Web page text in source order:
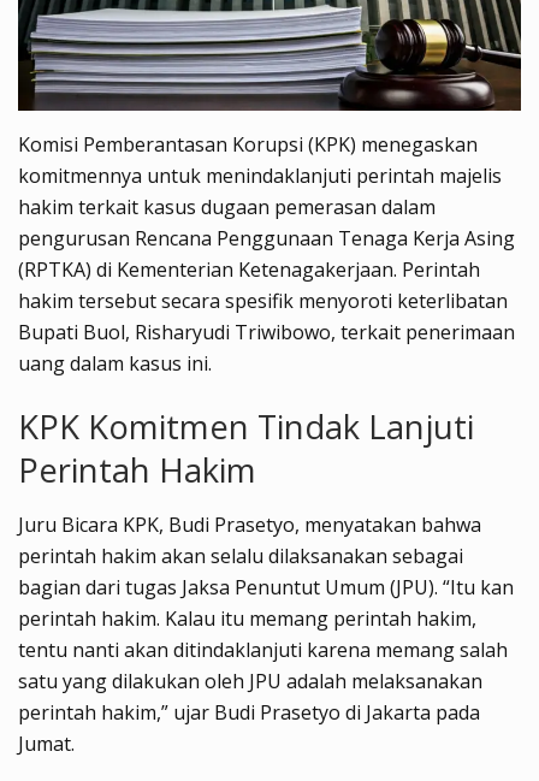
Komisi Pemberantasan Korupsi (KPK) menegaskan
komitmennya untuk menindaklanjuti perintah majelis
hakim terkait kasus dugaan pemerasan dalam
pengurusan Rencana Penggunaan Tenaga Kerja Asing
(RPTKA) di Kementerian Ketenagakerjaan. Perintah
hakim tersebut secara spesifik menyoroti keterlibatan
Bupati Buol, Risharyudi Triwibowo, terkait penerimaan
uang dalam kasus ini.
KPK Komitmen Tindak Lanjuti
Perintah Hakim
Juru Bicara KPK, Budi Prasetyo, menyatakan bahwa
perintah hakim akan selalu dilaksanakan sebagai
bagian dari tugas Jaksa Penuntut Umum (JPU). “Itu kan
perintah hakim. Kalau itu memang perintah hakim,
tentu nanti akan ditindaklanjuti karena memang salah
satu yang dilakukan oleh JPU adalah melaksanakan
perintah hakim,” ujar Budi Prasetyo di Jakarta pada
Jumat.